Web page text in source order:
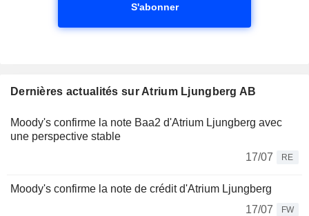
S'abonner
Dernières actualités sur Atrium Ljungberg AB
Moody's confirme la note Baa2 d'Atrium Ljungberg avec
une perspective stable
17/07
RE
Moody's confirme la note de crédit d'Atrium Ljungberg
17/07
FW